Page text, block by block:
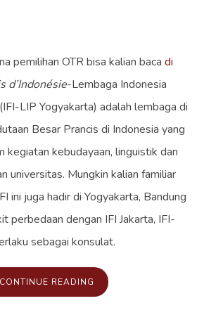
pemilihan OTR bisa kalian bacadi
d’Indonésie-Lembaga Indonesia
LIP Yogyakarta) adalah lembaga di
Besar Prancis di Indonesia yang
kegiatan kebudayaan, linguistik dan
universitas. Mungkin kalian familiar
ini juga hadir di Yogyakarta, Bandung
perbedaan dengan IFI Jakarta, IFI-
sebagai konsulat.
CONTINUE READING